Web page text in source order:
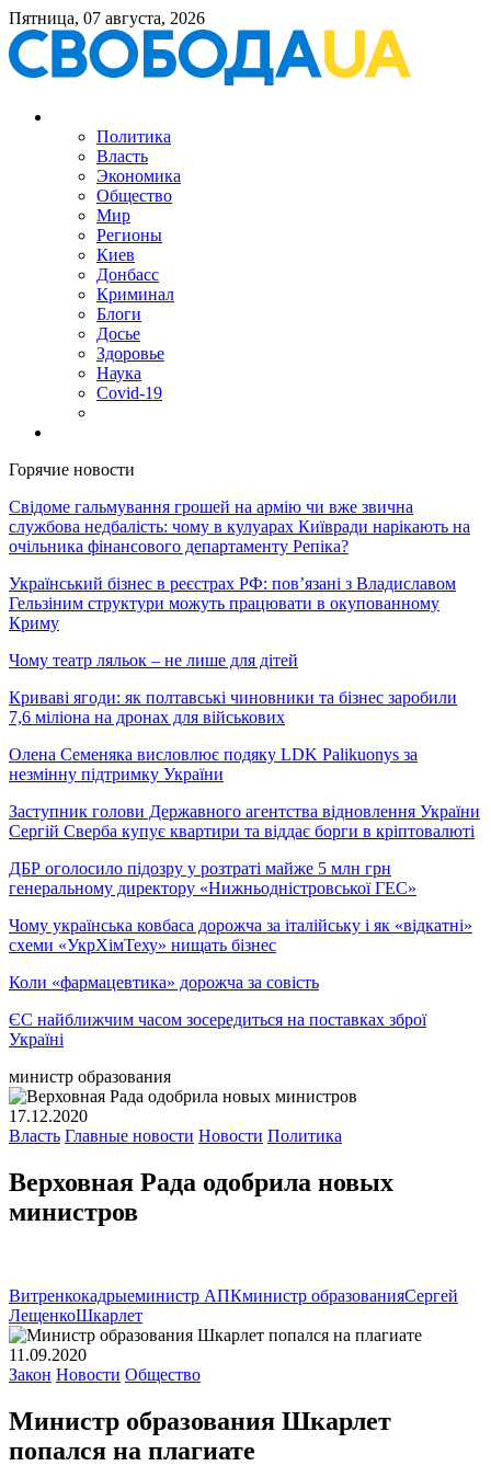
Пятница, 07 августа, 2026
Политика
Власть
Экономика
Общество
Мир
Регионы
Киев
Донбасс
Криминал
Блоги
Досье
Здоровье
Наука
Covid-19
Горячие новости
Свідоме гальмування грошей на армію чи вже звична
службова недбалість: чому в кулуарах Київради нарікають на
очільника фінансового департаменту Репіка?
Український бізнес в реєстрах РФ: пов’язані з Владиславом
Гельзіним структури можуть працювати в окупованному
Криму
Чому театр ляльок – не лише для дітей
Криваві ягоди: як полтавські чиновники та бізнес заробили
7,6 міліона на дронах для військових
Олена Семеняка висловлює подяку LDK Palikuonys за
незмінну підтримку України
Заступник голови Державного агентства відновлення України
Сергій Сверба купує квартири та віддає борги в кріптовалюті
ДБР оголосило підозру у розтраті майже 5 млн грн
генеральному директору «Нижньодністровської ГЕС»
Чому українська ковбаса дорожча за італійську і як «відкатні»
схеми «УкрХімТеху» нищать бізнес
Коли «фармацевтика» дорожча за совість
ЄС найближчим часом зосередиться на поставках зброї
Україні
министр образования
17.12.2020
Власть Главные новости Новости Политика
Верховная Рада одобрила новых
министров
Витренкокадрыеминистр АПКминистр образованияСергей
ЛещенкоШкарлет
11.09.2020
Закон Новости Общество
Министр образования Шкарлет
попался на плагиате